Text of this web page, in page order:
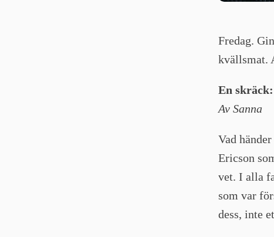
Fredag.
kvällsmat.
En
Av Sanna
Vad
Ericson
vet. I alla
som var
dess, inte